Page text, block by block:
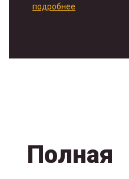
подробнее
Полная